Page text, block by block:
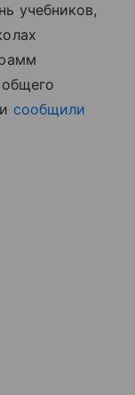
учебников,
сообщили